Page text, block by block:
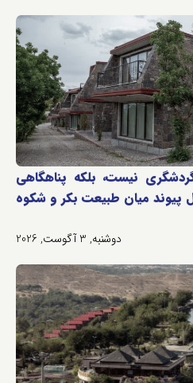
نیست، بلکه پناهگاهی
پیوند میان طبیعت بکر و شکوه
دوشنبه, 3 آگوست, 2026